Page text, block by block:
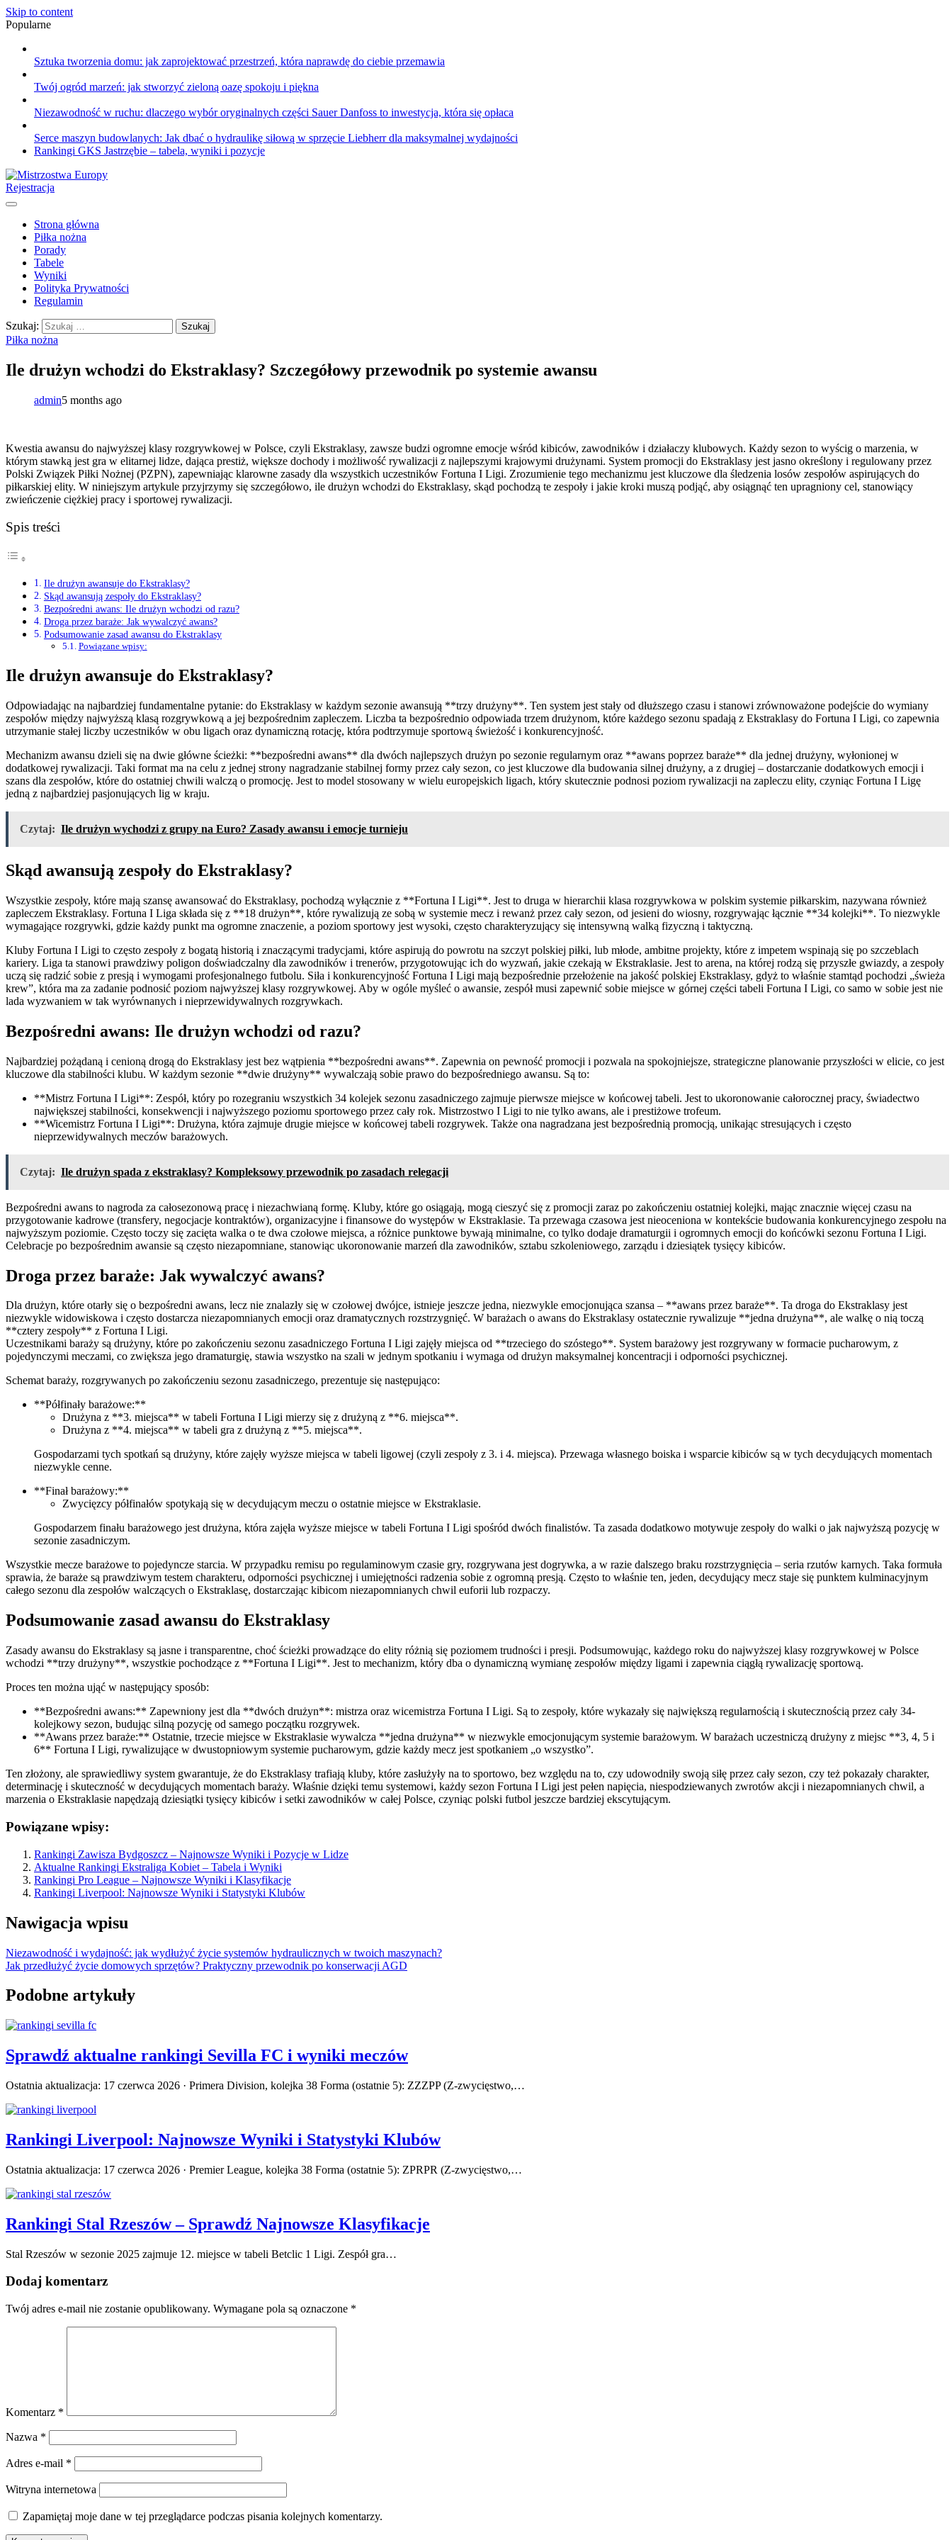
Skip to content
Popularne
Sztuka tworzenia domu: jak zaprojektować przestrzeń, która naprawdę do ciebie przemawia
Twój ogród marzeń: jak stworzyć zieloną oazę spokoju i piękna
Niezawodność w ruchu: dlaczego wybór oryginalnych części Sauer Danfoss to inwestycja, która się opłaca
Serce maszyn budowlanych: Jak dbać o hydraulikę siłową w sprzęcie Liebherr dla maksymalnej wydajności
Rankingi GKS Jastrzębie – tabela, wyniki i pozycje
Rejestracja
Strona główna
Piłka nożna
Porady
Tabele
Wyniki
Polityka Prywatności
Regulamin
Szukaj:
Piłka nożna
Ile drużyn wchodzi do Ekstraklasy? Szczegółowy przewodnik po systemie awansu
admin5 months ago
Kwestia awansu do najwyższej klasy rozgrywkowej w Polsce, czyli Ekstraklasy, zawsze budzi ogromne emocje wśród kibiców, zawodników i działaczy klubowych. Każdy sezon to wyścig o marzenia, w
którym stawką jest gra w elitarnej lidze, dająca prestiż, większe dochody i możliwość rywalizacji z najlepszymi krajowymi drużynami. System promocji do Ekstraklasy jest jasno określony i regulowany przez
Polski Związek Piłki Nożnej (PZPN), zapewniając klarowne zasady dla wszystkich uczestników Fortuna I Ligi. Zrozumienie tego mechanizmu jest kluczowe dla śledzenia losów zespołów aspirujących do
piłkarskiej elity. W niniejszym artykule przyjrzymy się szczegółowo, ile drużyn wchodzi do Ekstraklasy, skąd pochodzą te zespoły i jakie kroki muszą podjąć, aby osiągnąć ten upragniony cel, stanowiący
zwieńczenie ciężkiej pracy i sportowej rywalizacji.
Spis treści
Ile drużyn awansuje do Ekstraklasy?
Skąd awansują zespoły do Ekstraklasy?
Bezpośredni awans: Ile drużyn wchodzi od razu?
Droga przez baraże: Jak wywalczyć awans?
Podsumowanie zasad awansu do Ekstraklasy
Powiązane wpisy:
Ile drużyn awansuje do Ekstraklasy?
Odpowiadając na najbardziej fundamentalne pytanie: do Ekstraklasy w każdym sezonie awansują **trzy drużyny**. Ten system jest stały od dłuższego czasu i stanowi zrównoważone podejście do wymiany
zespołów między najwyższą klasą rozgrywkową a jej bezpośrednim zapleczem. Liczba ta bezpośrednio odpowiada trzem drużynom, które każdego sezonu spadają z Ekstraklasy do Fortuna I Ligi, co zapewnia
utrzymanie stałej liczby uczestników w obu ligach oraz dynamiczną rotację, która podtrzymuje sportową świeżość i konkurencyjność.
Mechanizm awansu dzieli się na dwie główne ścieżki: **bezpośredni awans** dla dwóch najlepszych drużyn po sezonie regularnym oraz **awans poprzez baraże** dla jednej drużyny, wyłonionej w
dodatkowej rywalizacji. Taki format ma na celu z jednej strony nagradzanie stabilnej formy przez cały sezon, co jest kluczowe dla budowania silnej drużyny, a z drugiej – dostarczanie dodatkowych emocji i
szans dla zespołów, które do ostatniej chwili walczą o promocję. Jest to model stosowany w wielu europejskich ligach, który skutecznie podnosi poziom rywalizacji na zapleczu elity, czyniąc Fortuna I Ligę
jedną z najbardziej pasjonujących lig w kraju.
Czytaj: Ile drużyn wychodzi z grupy na Euro? Zasady awansu i emocje turnieju
Skąd awansują zespoły do Ekstraklasy?
Wszystkie zespoły, które mają szansę awansować do Ekstraklasy, pochodzą wyłącznie z **Fortuna I Ligi**. Jest to druga w hierarchii klasa rozgrywkowa w polskim systemie piłkarskim, nazywana również
zapleczem Ekstraklasy. Fortuna I Liga składa się z **18 drużyn**, które rywalizują ze sobą w systemie mecz i rewanż przez cały sezon, od jesieni do wiosny, rozgrywając łącznie **34 kolejki**. To niezwykle
wymagające rozgrywki, gdzie każdy punkt ma ogromne znaczenie, a poziom sportowy jest wysoki, często charakteryzujący się intensywną walką fizyczną i taktyczną.
Kluby Fortuna I Ligi to często zespoły z bogatą historią i znaczącymi tradycjami, które aspirują do powrotu na szczyt polskiej piłki, lub młode, ambitne projekty, które z impetem wspinają się po szczeblach
kariery. Liga ta stanowi prawdziwy poligon doświadczalny dla zawodników i trenerów, przygotowując ich do wyzwań, jakie czekają w Ekstraklasie. Jest to arena, na której rodzą się przyszłe gwiazdy, a zespoły
uczą się radzić sobie z presją i wymogami profesjonalnego futbolu. Siła i konkurencyjność Fortuna I Ligi mają bezpośrednie przełożenie na jakość polskiej Ekstraklasy, gdyż to właśnie stamtąd pochodzi „świeża
krew”, która ma za zadanie podnosić poziom najwyższej klasy rozgrywkowej. Aby w ogóle myśleć o awansie, zespół musi zapewnić sobie miejsce w górnej części tabeli Fortuna I Ligi, co samo w sobie jest nie
lada wyzwaniem w tak wyrównanych i nieprzewidywalnych rozgrywkach.
Bezpośredni awans: Ile drużyn wchodzi od razu?
Najbardziej pożądaną i cenioną drogą do Ekstraklasy jest bez wątpienia **bezpośredni awans**. Zapewnia on pewność promocji i pozwala na spokojniejsze, strategiczne planowanie przyszłości w elicie, co jest
kluczowe dla stabilności klubu. W każdym sezonie **dwie drużyny** wywalczają sobie prawo do bezpośredniego awansu. Są to:
**Mistrz Fortuna I Ligi**: Zespół, który po rozegraniu wszystkich 34 kolejek sezonu zasadniczego zajmuje pierwsze miejsce w końcowej tabeli. Jest to ukoronowanie całorocznej pracy, świadectwo
największej stabilności, konsekwencji i najwyższego poziomu sportowego przez cały rok. Mistrzostwo I Ligi to nie tylko awans, ale i prestiżowe trofeum.
**Wicemistrz Fortuna I Ligi**: Drużyna, która zajmuje drugie miejsce w końcowej tabeli rozgrywek. Także ona nagradzana jest bezpośrednią promocją, unikając stresujących i często
nieprzewidywalnych meczów barażowych.
Czytaj: Ile drużyn spada z ekstraklasy? Kompleksowy przewodnik po zasadach relegacji
Bezpośredni awans to nagroda za całosezonową pracę i niezachwianą formę. Kluby, które go osiągają, mogą cieszyć się z promocji zaraz po zakończeniu ostatniej kolejki, mając znacznie więcej czasu na
przygotowanie kadrowe (transfery, negocjacje kontraktów), organizacyjne i finansowe do występów w Ekstraklasie. Ta przewaga czasowa jest nieoceniona w kontekście budowania konkurencyjnego zespołu na
najwyższym poziomie. Często toczy się zacięta walka o te dwa czołowe miejsca, a różnice punktowe bywają minimalne, co tylko dodaje dramaturgii i ogromnych emocji do końcówki sezonu Fortuna I Ligi.
Celebracje po bezpośrednim awansie są często niezapomniane, stanowiąc ukoronowanie marzeń dla zawodników, sztabu szkoleniowego, zarządu i dziesiątek tysięcy kibiców.
Droga przez baraże: Jak wywalczyć awans?
Dla drużyn, które otarły się o bezpośredni awans, lecz nie znalazły się w czołowej dwójce, istnieje jeszcze jedna, niezwykle emocjonująca szansa – **awans przez baraże**. Ta droga do Ekstraklasy jest
niezwykle widowiskowa i często dostarcza niezapomnianych emocji oraz dramatycznych rozstrzygnięć. W barażach o awans do Ekstraklasy ostatecznie rywalizuje **jedna drużyna**, ale walkę o nią toczą
**cztery zespoły** z Fortuna I Ligi.
Uczestnikami baraży są drużyny, które po zakończeniu sezonu zasadniczego Fortuna I Ligi zajęły miejsca od **trzeciego do szóstego**. System barażowy jest rozgrywany w formacie pucharowym, z
pojedynczymi meczami, co zwiększa jego dramaturgię, stawia wszystko na szali w jednym spotkaniu i wymaga od drużyn maksymalnej koncentracji i odporności psychicznej.
Schemat baraży, rozgrywanych po zakończeniu sezonu zasadniczego, prezentuje się następująco:
**Półfinały barażowe:**
Drużyna z **3. miejsca** w tabeli Fortuna I Ligi mierzy się z drużyną z **6. miejsca**.
Drużyna z **4. miejsca** w tabeli gra z drużyną z **5. miejsca**.
Gospodarzami tych spotkań są drużyny, które zajęły wyższe miejsca w tabeli ligowej (czyli zespoły z 3. i 4. miejsca). Przewaga własnego boiska i wsparcie kibiców są w tych decydujących momentach
niezwykle cenne.
**Finał barażowy:**
Zwycięzcy półfinałów spotykają się w decydującym meczu o ostatnie miejsce w Ekstraklasie.
Gospodarzem finału barażowego jest drużyna, która zajęła wyższe miejsce w tabeli Fortuna I Ligi spośród dwóch finalistów. Ta zasada dodatkowo motywuje zespoły do walki o jak najwyższą pozycję w
sezonie zasadniczym.
Wszystkie mecze barażowe to pojedyncze starcia. W przypadku remisu po regulaminowym czasie gry, rozgrywana jest dogrywka, a w razie dalszego braku rozstrzygnięcia – seria rzutów karnych. Taka formuła
sprawia, że baraże są prawdziwym testem charakteru, odporności psychicznej i umiejętności radzenia sobie z ogromną presją. Często to właśnie ten, jeden, decydujący mecz staje się punktem kulminacyjnym
całego sezonu dla zespołów walczących o Ekstraklasę, dostarczając kibicom niezapomnianych chwil euforii lub rozpaczy.
Podsumowanie zasad awansu do Ekstraklasy
Zasady awansu do Ekstraklasy są jasne i transparentne, choć ścieżki prowadzące do elity różnią się poziomem trudności i presji. Podsumowując, każdego roku do najwyższej klasy rozgrywkowej w Polsce
wchodzi **trzy drużyny**, wszystkie pochodzące z **Fortuna I Ligi**. Jest to mechanizm, który dba o dynamiczną wymianę zespołów między ligami i zapewnia ciągłą rywalizację sportową.
Proces ten można ująć w następujący sposób:
**Bezpośredni awans:** Zapewniony jest dla **dwóch drużyn**: mistrza oraz wicemistrza Fortuna I Ligi. Są to zespoły, które wykazały się największą regularnością i skutecznością przez cały 34-
kolejkowy sezon, budując silną pozycję od samego początku rozgrywek.
**Awans przez baraże:** Ostatnie, trzecie miejsce w Ekstraklasie wywalcza **jedna drużyna** w niezwykle emocjonującym systemie barażowym. W barażach uczestniczą drużyny z miejsc **3, 4, 5 i
6** Fortuna I Ligi, rywalizujące w dwustopniowym systemie pucharowym, gdzie każdy mecz jest spotkaniem „o wszystko”.
Ten złożony, ale sprawiedliwy system gwarantuje, że do Ekstraklasy trafiają kluby, które zasłużyły na to sportowo, bez względu na to, czy udowodniły swoją siłę przez cały sezon, czy też pokazały charakter,
determinację i skuteczność w decydujących momentach baraży. Właśnie dzięki temu systemowi, każdy sezon Fortuna I Ligi jest pełen napięcia, niespodziewanych zwrotów akcji i niezapomnianych chwil, a
marzenia o Ekstraklasie napędzają dziesiątki tysięcy kibiców i setki zawodników w całej Polsce, czyniąc polski futbol jeszcze bardziej ekscytującym.
Powiązane wpisy:
Rankingi Zawisza Bydgoszcz – Najnowsze Wyniki i Pozycje w Lidze
Aktualne Rankingi Ekstraliga Kobiet – Tabela i Wyniki
Rankingi Pro League – Najnowsze Wyniki i Klasyfikacje
Rankingi Liverpool: Najnowsze Wyniki i Statystyki Klubów
Nawigacja wpisu
Niezawodność i wydajność: jak wydłużyć życie systemów hydraulicznych w twoich maszynach?
Jak przedłużyć życie domowych sprzętów? Praktyczny przewodnik po konserwacji AGD
Podobne artykuły
Sprawdź aktualne rankingi Sevilla FC i wyniki meczów
Ostatnia aktualizacja: 17 czerwca 2026 · Primera Division, kolejka 38 Forma (ostatnie 5): ZZZPP (Z-zwycięstwo,…
Rankingi Liverpool: Najnowsze Wyniki i Statystyki Klubów
Ostatnia aktualizacja: 17 czerwca 2026 · Premier League, kolejka 38 Forma (ostatnie 5): ZPRPR (Z-zwycięstwo,…
Rankingi Stal Rzeszów – Sprawdź Najnowsze Klasyfikacje
Stal Rzeszów w sezonie 2025 zajmuje 12. miejsce w tabeli Betclic 1 Ligi. Zespół gra…
Dodaj komentarz
Twój adres e-mail nie zostanie opublikowany. Wymagane pola są oznaczone *
Komentarz *
Nazwa *
Adres e-mail *
Witryna internetowa
Zapamiętaj moje dane w tej przeglądarce podczas pisania kolejnych komentarzy.